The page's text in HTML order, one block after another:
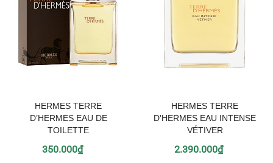
HERMES TERRE
D’HERMES EAU DE
TOILETTE
350.000₫
HERMES TERRE
D'HERMES EAU INTENSE
VÉTIVER
2.390.000₫